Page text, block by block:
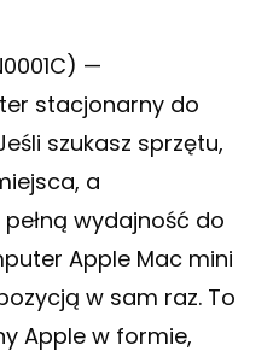
—
stacjonarny do
szukasz sprzętu,
a
wydajność do
Apple Mac mini
w sam raz. To
Apple w formie,